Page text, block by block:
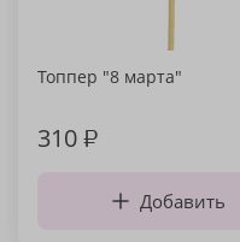
Топпер "8 марта"
310₽
Добавить